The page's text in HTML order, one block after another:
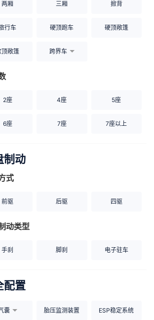
两厢 三厢 掀背
行车 硬顶跑车 硬顶敞篷
顶敞篷 跨界车
2座 4座 5座
6座 7座 7座以上
制动
式
前驱 后驱 四驱
动类型
手刹 脚刹 电子驻车
配置
囊 胎压监测装置 ESP稳定系统